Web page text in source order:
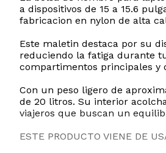
a dispositivos de 15 a 15.6
fabricacion en nylon de alta
Este maletin destaca por su
reduciendo la fatiga durante
compartimentos principales y
Con un peso ligero de
de 20 litros. Su interior
viajeros que buscan un
ESTE PRODUCTO VIENE DE